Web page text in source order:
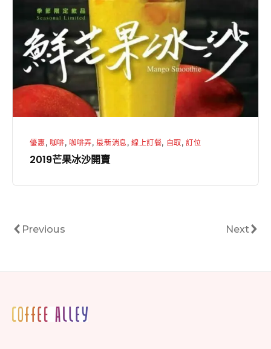
優惠, 咖啡, 咖啡弄,最新消息 ,線上訂餐, 自取,訂位
2019芒果冰沙開賣
文
分
Previous
Previous Next
Next